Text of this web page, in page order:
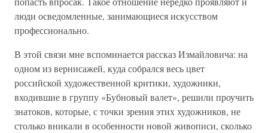
люди осведомленные, занимающиеся искусством
профессионально.
В этой связи мне вспоминается рассказ Измайловича: на
одном из вернисажей, куда собрался весь цвет
российской художественной критики, художники,
входившие в группу «Бубновый валет», решили проучить
знатоков, которые, с точки зрения этих художников, не
столько вникали в особенности новой живописи, сколько